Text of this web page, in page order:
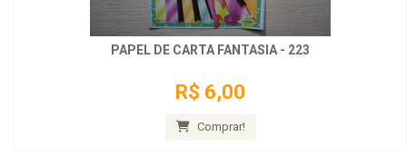
PAPEL DE CARTA FANTASIA - 223
R$ 6,00
Comprar!